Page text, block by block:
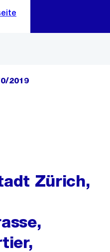
ein2019
Zürich,